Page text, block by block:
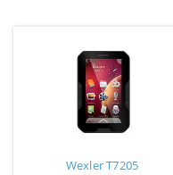
Wexler T7205